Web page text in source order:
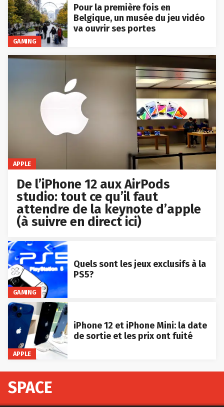
GAMING
Pour la première fois en
Belgique, un musée du jeu vidéo
va ouvrir ses portes
APPLE
De l’iPhone 12 aux AirPods
studio: tout ce qu’il faut
attendre de la keynote d’apple
(à suivre en direct ici)
GAMING
Quels sont les jeux exclusifs à la
PS5?
APPLE
iPhone 12 et iPhone Mini: la date
de sortie et les prix ont fuité
SPACE